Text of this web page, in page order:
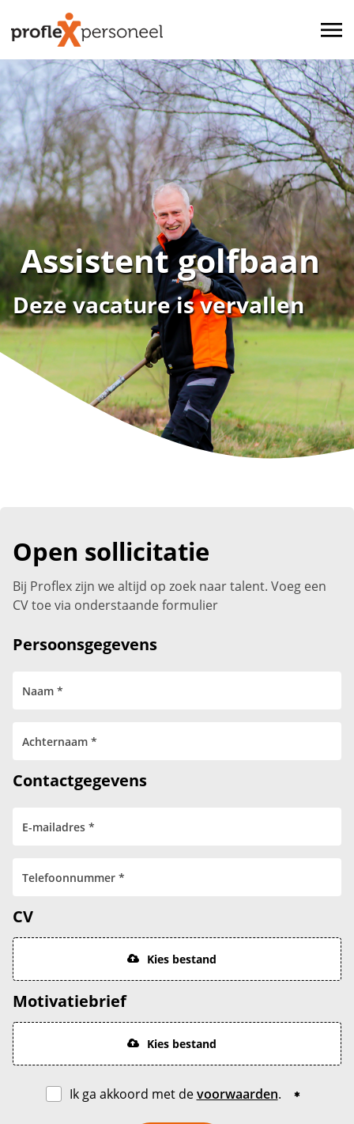
Assistent golfbaan
Deze vacature is vervallen
Open sollicitatie
Bij Proflex zijn we altijd op zoek naar talent. Voeg een
CV toe via onderstaande formulier
Persoonsgegevens
Contactgegevens
CV
Kies bestand
Motivatiebrief
Kies bestand
Ik ga akkoord met devoorwaarden.